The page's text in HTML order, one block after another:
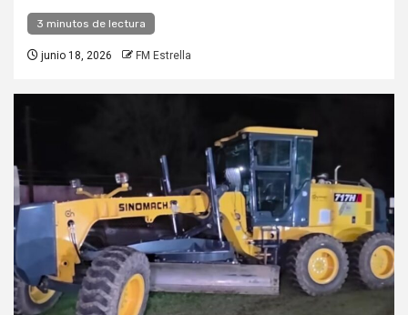
3 minutos de lectura
junio 18, 2026 FM Estrella